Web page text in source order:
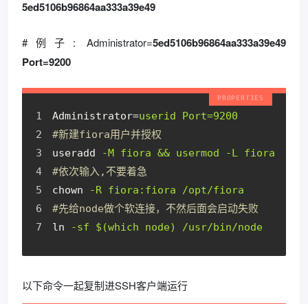
5ed5106b96864aa333a39e49
#例子: Administrator=5ed5106b96864aa333a39e49
Port=9200
Administrator=userid Port=9200
#新建fiora用户并授权
useradd
-M fiora && usermod -L fiora
#依次输入,不要着急
chown
-R fiora:fiora /opt/fiora
#先给node做个软连接，不然后面会启动失败
ln
-sf $(which node) /usr/bin/node
以下命令一起复制进SSH客户端运行